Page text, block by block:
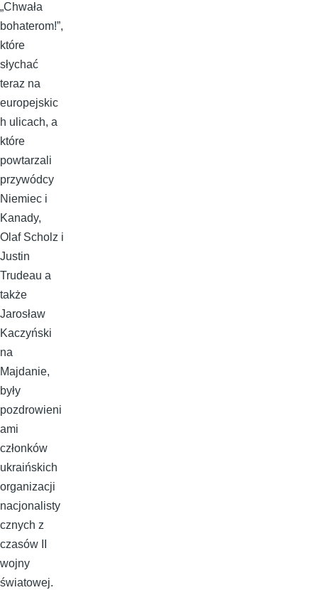
„Chwała
bohaterom!”,
które
słychać
teraz na
europejskic
h ulicach, a
które
powtarzali
przywódcy
Niemiec i
Kanady,
Olaf Scholz i
Justin
Trudeau a
także
Jarosław
Kaczyński
na
Majdanie,
były
pozdrowieni
ami
członków
ukraińskich
organizacji
nacjonalisty
cznych z
czasów II
wojny
światowej.